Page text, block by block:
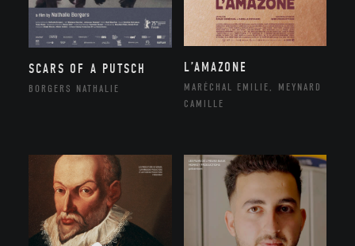
SCARS OF A PUTSCH
BORGERS NATHALIE
L’AMAZONE
MARÉCHAL EMILIE, MEYNARD
CAMILLE